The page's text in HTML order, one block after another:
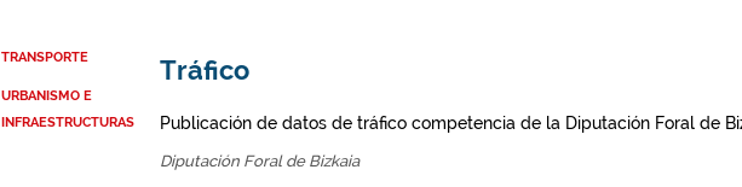
TRANSPORTE
URBANISMO E
INFRAESTRUCTURAS
Tráfico
Publicación de datos de tráfico competencia de la Diputación Foral de
Diputación Foral de Bizkaia